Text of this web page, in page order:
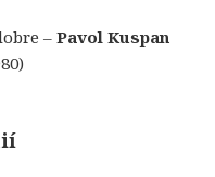
–Pavol Kuspan